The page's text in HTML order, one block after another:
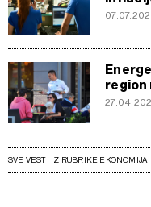
region
SVE VESTI IZ RUBRIKE EKONOMIJA